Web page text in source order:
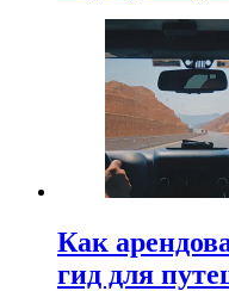
Как
гид для